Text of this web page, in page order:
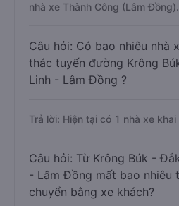
nhà xe Thành Công (Lâm Đồng).
Câu hỏi: Có bao nhiêu nhà
thác tuyến đường Krông
Linh - Lâm Đồng ?
Trả lời: Hiện tại có 1 nhà xe
Câu hỏi: Từ Krông Búk -
- Lâm Đồng mất bao nhiêu
chuyển bằng xe khách?